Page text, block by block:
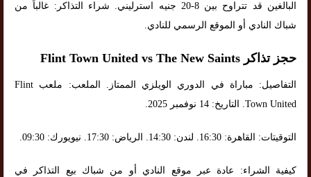
البالغين قد تتراوح بين 8-20 جنيه استرليني. شراء التذاكر: غالباً من
شباك النادي أو الموقع الرسمي للنادي.
حجز تذاكر Flint Town United vs The New Saints
التفاصيل: مباراة في الدوري الويلزي الممتاز. الملعب: ملعب Flint
Town United. التاريخ: 14 نوفمبر 2025.
التوقيتات: القاهرة: 16:30. لندن: 14:30. الرياض: 17:30. نيويورك: 09:30.
كيفية الشراء: عادة عبر موقع النادي أو من شباك بيع التذاكر في